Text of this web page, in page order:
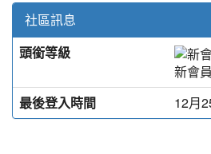
社區訊息
頭銜等級
新會員
最後登入時間
12月